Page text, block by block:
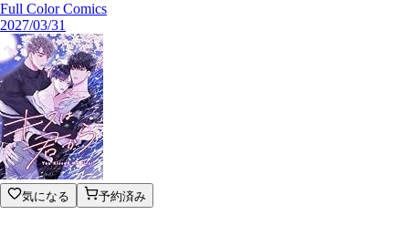
Full Color Comics
2027/03/31
気になる 予約済み